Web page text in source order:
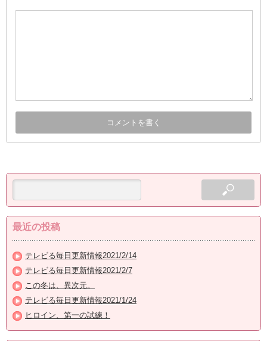
最近の投稿
テレビる毎日更新情報2021/2/14
テレビる毎日更新情報2021/2/7
この冬は、異次元。
テレビる毎日更新情報2021/1/24
ヒロイン、第一の試練！